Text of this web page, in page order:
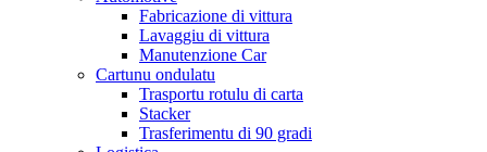
Fabricazione di vittura
Lavaggiu di vittura
Manutenzione Car
Cartunu ondulatu
Trasportu rotulu di carta
Stacker
Trasferimentu di 90 gradi